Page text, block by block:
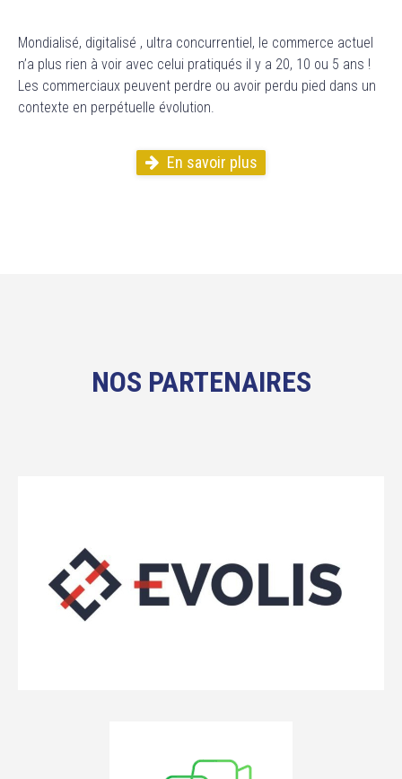
Mondialisé, digitalisé , ultra concurrentiel, le commerce actuel
n’a plus rien à voir avec celui pratiqués il y a 20, 10 ou 5 ans !
Les commerciaux peuvent perdre ou avoir perdu pied dans un
contexte en perpétuelle évolution.
En savoir plus
NOS PARTENAIRES